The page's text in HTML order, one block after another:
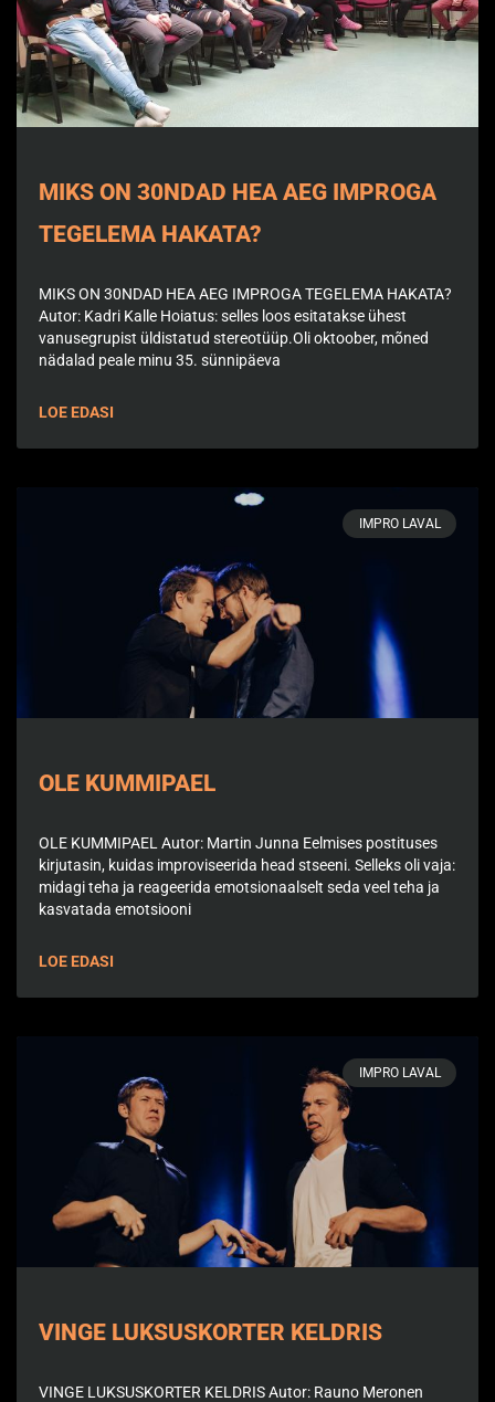
MIKS ON 30NDAD HEA AEG IMPROGA
TEGELEMA HAKATA?
MIKS ON 30NDAD HEA AEG IMPROGA TEGELEMA HAKATA?
Autor: Kadri Kalle Hoiatus: selles loos esitatakse ühest
vanusegrupist üldistatud stereotüüp.​Oli oktoober, mõned
nädalad peale minu 35. sünnipäeva
LOE EDASI
IMPRO LAVAL
OLE KUMMIPAEL
OLE KUMMIPAEL Autor: Martin Junna Eelmises postituses
kirjutasin, kuidas improviseerida head stseeni. Selleks oli vaja:
midagi teha ja reageerida emotsionaalselt seda veel teha ja
kasvatada emotsiooni
LOE EDASI
IMPRO LAVAL
VINGE LUKSUSKORTER KELDRIS
VINGE LUKSUSKORTER KELDRIS Autor: Rauno Meronen